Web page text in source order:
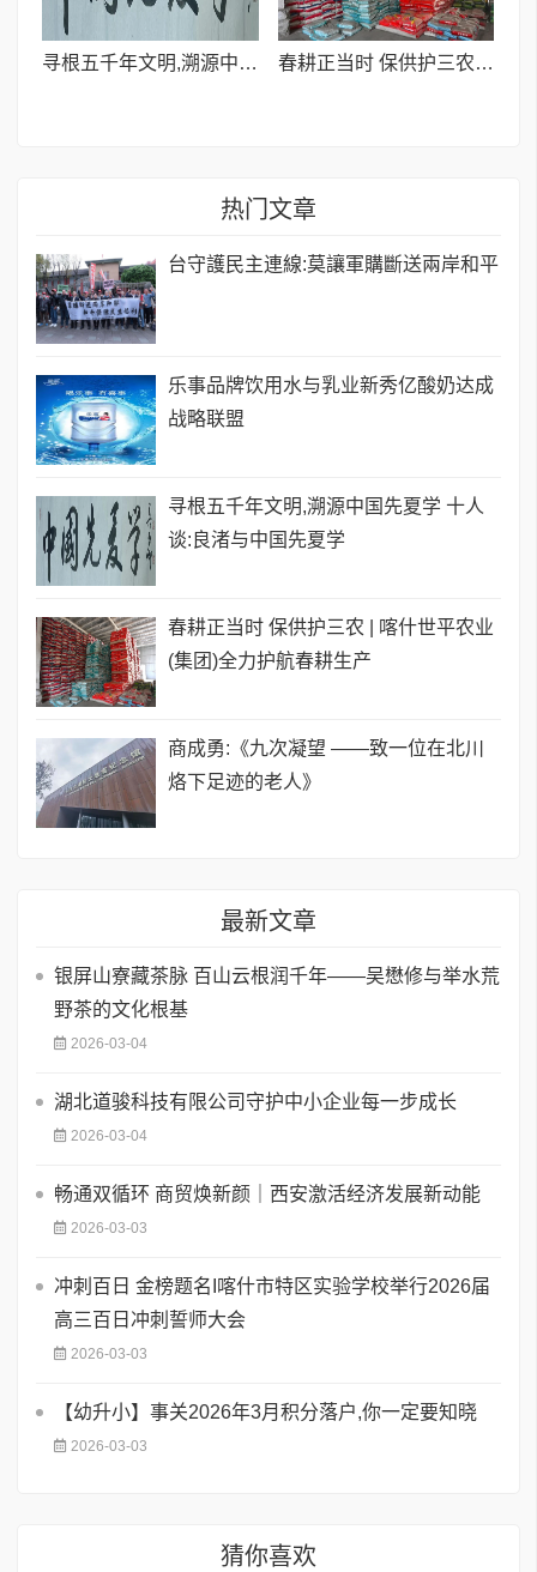
寻根五千年文明,溯源中国先夏学 十人谈:良渚与中国先夏学 春耕正当时 保供护三农 | 喀什世平农业(集团)全力护航春耕生产
热门文章
台守護民主連線:莫讓軍購斷送兩岸和平
乐事品牌饮用水与乳业新秀亿酸奶达成
战略联盟
寻根五千年文明,溯源中国先夏学 十人
谈:良渚与中国先夏学
春耕正当时 保供护三农 | 喀什世平农业
(集团)全力护航春耕生产
商成勇:《九次凝望 ——致一位在北川
烙下足迹的老人》
最新文章
银屏山寮藏茶脉 百山云根润千年——吴懋修与举水荒
野茶的文化根基
2026-03-04
湖北道骏科技有限公司守护中小企业每一步成长
2026-03-04
畅通双循环 商贸焕新颜｜西安激活经济发展新动能
2026-03-03
​冲刺百日 金榜题名I喀什市特区实验学校举行2026届
高三百日冲刺誓师大会
2026-03-03
【幼升小】事关2026年3月积分落户,你一定要知晓
2026-03-03
猜你喜欢